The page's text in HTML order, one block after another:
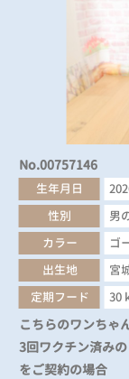
No.00757146
生年月日
性別
男
カラー
ゴ
出生地
宮
定期フード
30
こちらのワンちゃ
3回ワクチン済み
をご契約の場合